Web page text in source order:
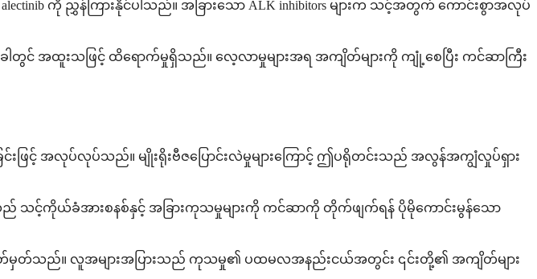
ကို ညွှန်ကြားနိုင်ပါသည်။ အခြားသော ALK inhibitors များက သင့်အတွက် ကောင်းစွာအလုပ်
င် အထူးသဖြင့် ထိရောက်မှုရှိသည်။ လေ့လာမှုများအရ အကျိတ်များကို ကျုံ့စေပြီး ကင်ဆာကြီး
င်းဖြင့် အလုပ်လုပ်သည်။ မျိုးရိုးဗီဇပြောင်းလဲမှုများကြောင့် ဤပရိုတင်းသည် အလွန်အကျွံလှုပ်ရှား
ည် သင့်ကိုယ်ခံအားစနစ်နှင့် အခြားကုသမှုများကို ကင်ဆာကို တိုက်ဖျက်ရန် ပိုမိုကောင်းမွန်သော
တ်သည်။ လူအများအပြားသည် ကုသမှု၏ ပထမလအနည်းငယ်အတွင်း ၎င်းတို့၏ အကျိတ်များ